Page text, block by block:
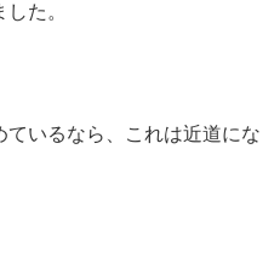
た。
いるなら、これは近道にな